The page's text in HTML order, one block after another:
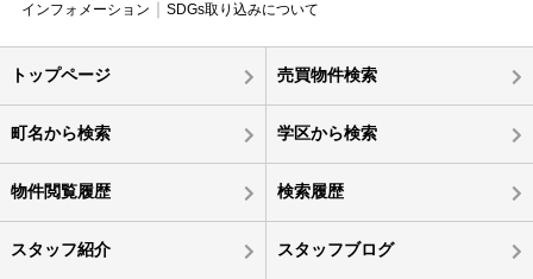
インフォメーション
SDGs取り込みについて
トップページ 売買物件検索
町名から検索 学区から検索
物件閲覧履歴 検索履歴
スタッフ紹介 スタッフブログ